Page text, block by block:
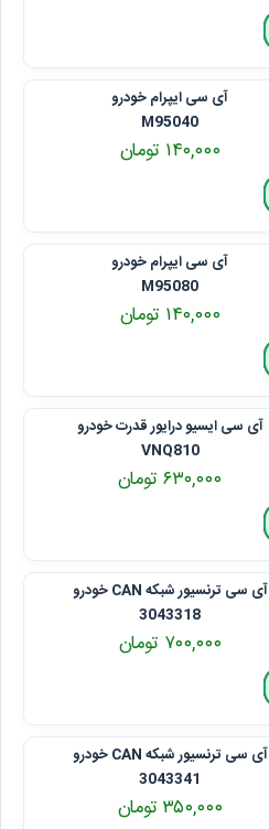
آی ‌سی ایپرام خودرو
M95040
۱۴۰,۰۰۰ تومان
آی ‌سی ایپرام خودرو
M95080
۱۴۰,۰۰۰ تومان
آی ‌سی ایسیو درایور قدرت خودرو
VNQ810
۶۳۰,۰۰۰ تومان
آی ‌سی ترنسیور شبکه CAN خودرو
3043318
۷۰۰,۰۰۰ تومان
آی ‌سی ترنسیور شبکه CAN خودرو
3043341
۳۵۰,۰۰۰ تومان